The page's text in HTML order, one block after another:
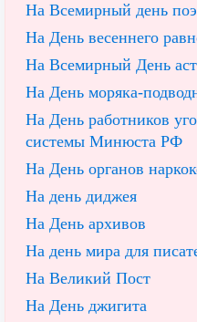
На Всемирный день
На День весеннего
На Всемирный День
На День моряка-
На День работников
системы Минюста РФ
На День органов
На день диджея
На День архивов
На день мира для
На Великий Пост
На День джигита